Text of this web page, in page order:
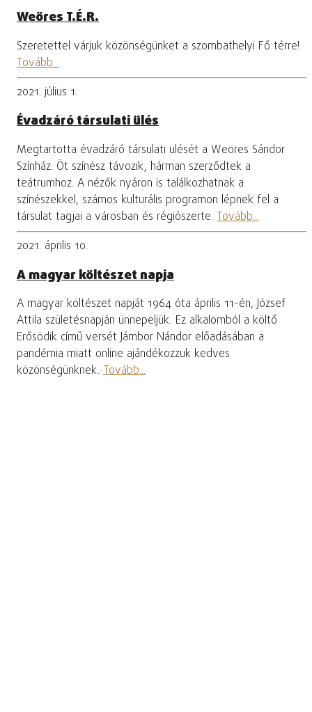
Weöres T.É.R.
Szeretettel várjuk közönségünket a szombathelyi Fő térre!
Tovább...
2021. július 1.
Évadzáró társulati ülés
Megtartotta évadzáró társulati ülését a Weöres Sándor
Színház. Öt színész távozik, hárman szerződtek a
teátrumhoz. A nézők nyáron is találkozhatnak a
színészekkel, számos kulturális programon lépnek fel a
társulat tagjai a városban és régiószerte. Tovább...
2021. április 10.
A magyar költészet napja
A magyar költészet napját 1964 óta április 11-én, József
Attila születésnapján ünnepeljük. Ez alkalomból a költő
Erősödik című versét Jámbor Nándor előadásában a
pandémia miatt online ajándékozzuk kedves
közönségünknek. Tovább...